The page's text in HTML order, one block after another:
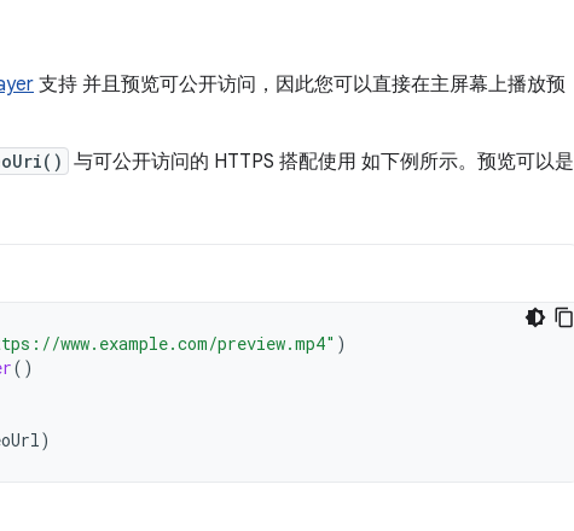
支持 并且预览可公开访问，因此您可以直接在主屏幕上播放预
与可公开访问的 HTTPS 搭配使用 如下例所示。预览可以是
www.example.com/preview.mp4" )
()
)